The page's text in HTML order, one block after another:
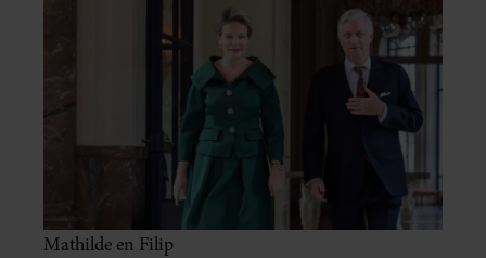
Mathilde en Filip